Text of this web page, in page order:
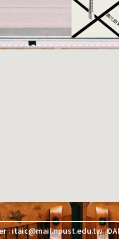
: itaic@mail.npust.edu.tw